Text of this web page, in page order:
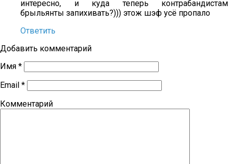
интересно, и куда теперь контрабандистам
брыльянты запихивать?))) этож шэф усё пропало
Ответить
Добавить комментарий
Имя *
Email *
Комментарий